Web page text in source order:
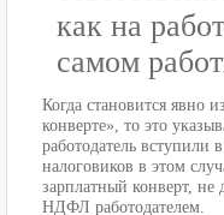
как на
самом
Когда становится явно
конверте», то это
работодатель вступили
налоговиков в этом
зарплатный конверт, не
НДФЛ работодателем.